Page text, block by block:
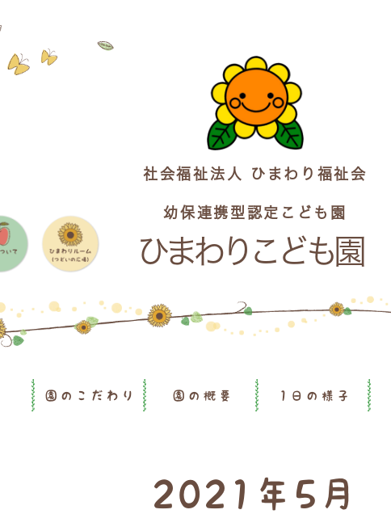
社会福祉法人 ひまわり福祉会
幼保連携型認定こども園
ひまわりこども園
園のこだわり 園の概要 1日の様子
2021年5月